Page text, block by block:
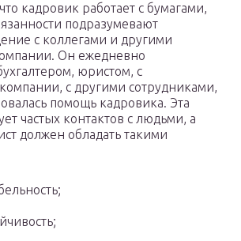
кадровик работает с бумагами,
подразумевают
с коллегами и другими
Он ежедневно
юристом, с
с другими сотрудниками,
помощь кадровика. Эта
частых контактов с людьми, а
должен обладать такими